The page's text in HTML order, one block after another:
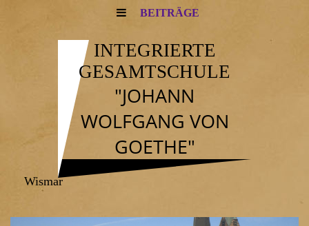
BEITRÄGE
INTEGRIERTE
GESAMTSCHULE
"JOHANN
WOLFGANG VON
GOETHE"
Wismar